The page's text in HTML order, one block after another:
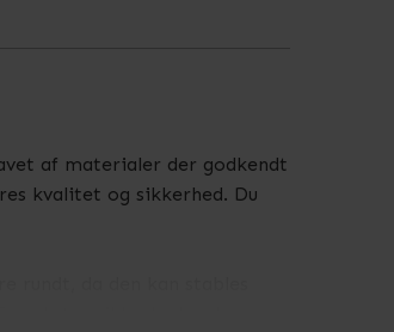
af materialer der godkendt
kvalitet og sikkerhed. Du
ekstra sikkerhed ved